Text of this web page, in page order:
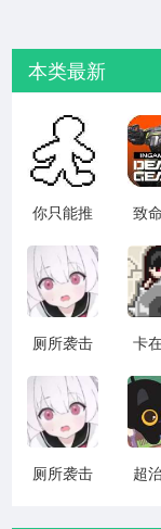
本类最新
你只能推
致
厕所袭击
v1.0.4
卡
版
厕所袭击
超